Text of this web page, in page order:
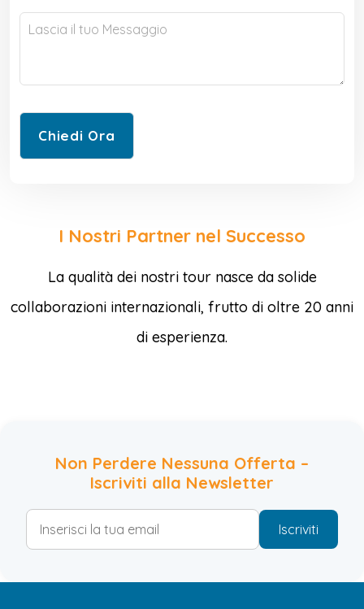
I Nostri Partner nel Successo
La qualità dei nostri tour nasce da solide
collaborazioni internazionali, frutto di oltre 20 anni
di esperienza.
Non Perdere Nessuna Offerta –
Iscriviti alla Newsletter
Iscriviti